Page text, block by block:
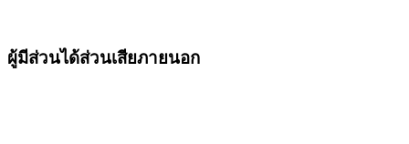
ผู้มีส่วนได้ส่วนเสียภายนอก